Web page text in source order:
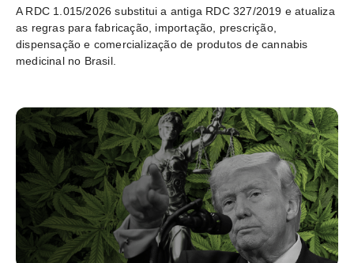
A RDC 1.015/2026 substitui a antiga RDC 327/2019 e atualiza
as regras para fabricação, importação, prescrição,
dispensação e comercialização de produtos de cannabis
medicinal no Brasil.